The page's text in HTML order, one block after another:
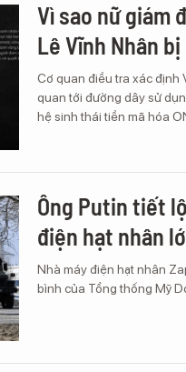
Vì sao nữ giám
Lê Vĩnh Nhân
Cơ quan điều tra xác định
quan tới đường dây sử
hệ sinh thái tiền mã hóa
Ông Putin tiết
điện hạt nhân
Nhà máy điện hạt nhân
bình của Tổng thống Mỹ